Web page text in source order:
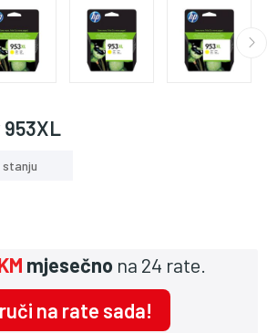
953XL
stanju
mjesečno na 24 rate.
na rate sada!